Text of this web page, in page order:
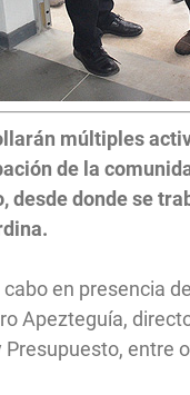
múltiples
de la
desde donde se
en presencia
Apezteguía,
entre